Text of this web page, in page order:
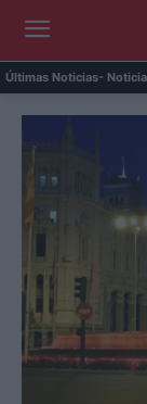
Últimas Noticias-
será Cíclope en los